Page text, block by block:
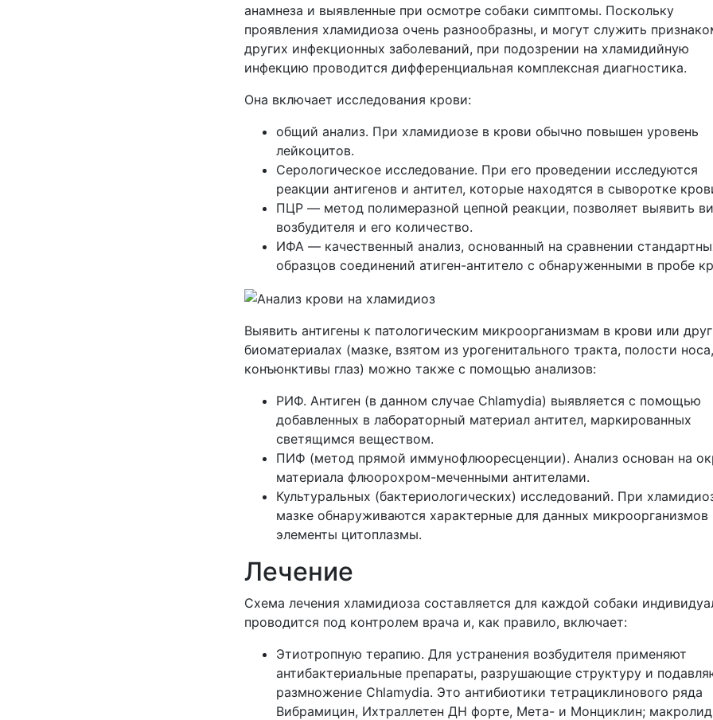
анамнеза и выявленные при осмотре собаки симптомы. Поскольку
проявления хламидиоза очень разнообразны, и могут служить
других инфекционных заболеваний, при подозрении на хламидийную
инфекцию проводится дифференциальная комплексная диагностика.
Она включает исследования крови:
общий анализ. При хламидиозе в крови обычно повышен уровень
лейкоцитов.
Серологическое исследование. При его проведении исследуются
реакции антигенов и антител, которые находятся в сыворотке
ПЦР ― метод полимеразной цепной реакции, позволяет выявить
возбудителя и его количество.
ИФА ― качественный анализ, основанный на сравнении
образцов соединений атиген-антитело с обнаруженными в пробе
Выявить антигены к патологическим микроорганизмам в крови или
биоматериалах (мазке, взятом из урогенитального тракта, полости носа,
конъюнктивы глаз) можно также с помощью анализов:
РИФ. Антиген (в данном случае Chlamydia) выявляется с помощью
добавленных в лабораторный материал антител, маркированных
светящимся веществом.
ПИФ (метод прямой иммунофлюоресценции). Анализ основан на
материала флюорохром-меченными антителами.
Культуральных (бактериологических) исследований. При
мазке обнаруживаются характерные для данных микроорганизмов
элементы цитоплазмы.
Лечение
Схема лечения хламидиоза составляется для каждой собаки
проводится под контролем врача и, как правило, включает:
Этиотропную терапию. Для устранения возбудителя применяют
антибактериальные препараты, разрушающие структуру и
размножение Chlamydia. Это антибиотики тетрациклинового ряда
Вибрамицин, Ихтраллетен ДН форте, Мета- и Монциклин;